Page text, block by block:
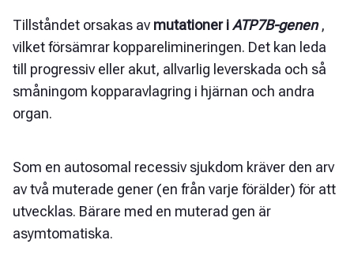
Tillståndet orsakas avmutationer iATP7B-genen ,
vilket försämrar kopparelimineringen. Det kan leda
till progressiv eller akut, allvarlig leverskada och så
småningom kopparavlagring i hjärnan och andra
organ.
Som en autosomal recessiv sjukdom kräver den arv
av två muterade gener (en från varje förälder) för att
utvecklas. Bärare med en muterad gen är
asymtomatiska.